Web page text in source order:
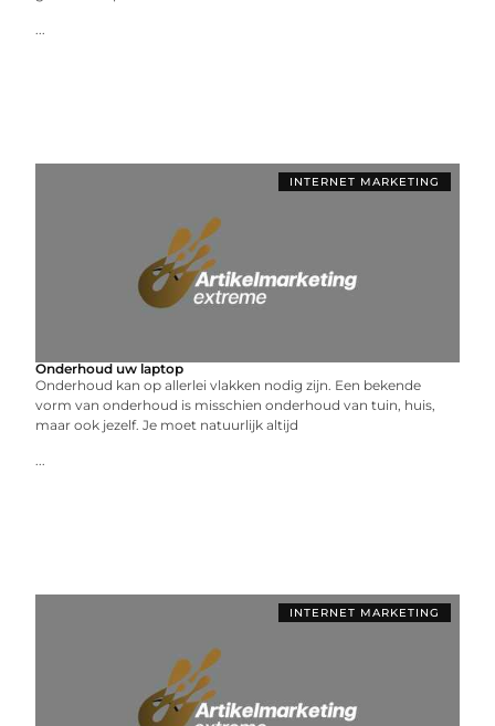
...
INTERNET MARKETING
Onderhoud uw laptop
Onderhoud kan op allerlei vlakken nodig zijn. Een bekende
vorm van onderhoud is misschien onderhoud van tuin, huis,
maar ook jezelf. Je moet natuurlijk altijd
...
INTERNET MARKETING